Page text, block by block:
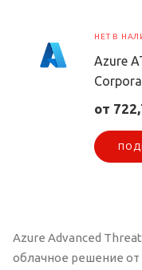
НЕТ В
Azure
от
Azure Advanced
облачное решение